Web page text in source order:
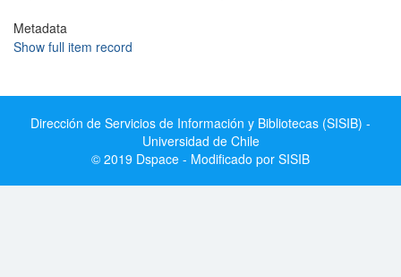
Metadata
Show full item record
Dirección de Servicios de Información y Bibliotecas (SISIB) -
Universidad de Chile
© 2019 Dspace - Modificado por SISIB